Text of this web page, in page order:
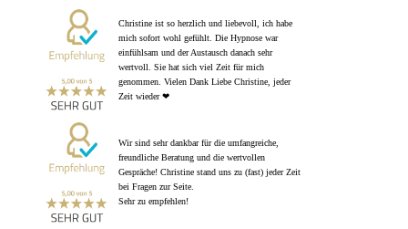
Christine ist so herzlich und liebevoll, ich habe
mich sofort wohl gefühlt. Die Hypnose war
einfühlsam und der Austausch danach sehr
wertvoll. Sie hat sich viel Zeit für mich
genommen. Vielen Dank Liebe Christine, jeder
Zeit wieder ❤
Wir sind sehr dankbar für die umfangreiche,
freundliche Beratung und die wertvollen
Gespräche! Christine stand uns zu (fast) jeder Zeit
bei Fragen zur Seite.
Sehr zu empfehlen!